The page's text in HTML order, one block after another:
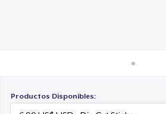
Productos Disponibles: